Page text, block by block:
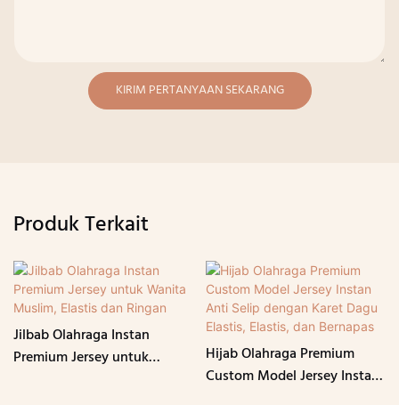
KIRIM PERTANYAAN SEKARANG
Produk Terkait
Jilbab Olahraga Instan
Premium Jersey untuk
Hijab Olahraga Premium
Custom Model Jersey Instan